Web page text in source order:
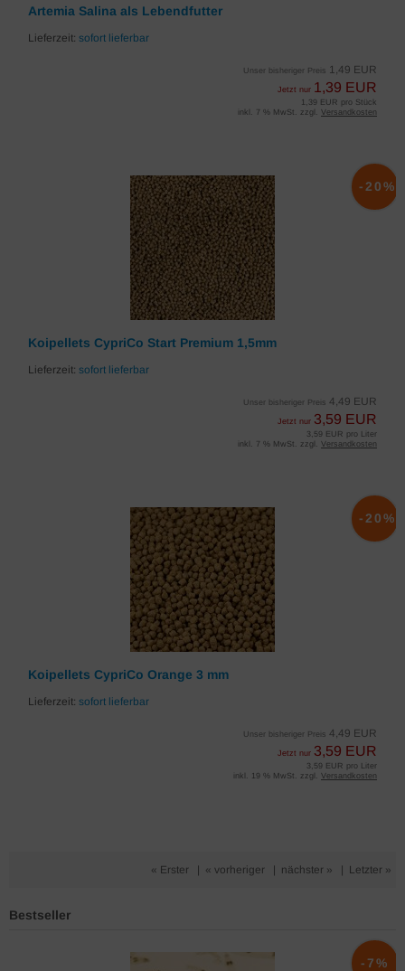
Artemia Salina als Lebendfutter
Lieferzeit: sofort lieferbar
Unser bisheriger Preis 1,49 EUR
Jetzt nur 1,39 EUR
1,39 EUR pro Stück
inkl. 7 % MwSt. zzgl. Versandkosten
Koipellets CypriCo Start Premium 1,5mm
Lieferzeit: sofort lieferbar
Unser bisheriger Preis 4,49 EUR
Jetzt nur 3,59 EUR
-20%
3,59 EUR pro Liter
inkl. 7 % MwSt. zzgl. Versandkosten
Koipellets CypriCo Orange 3 mm
Lieferzeit: sofort lieferbar
Unser bisheriger Preis 4,49 EUR
Jetzt nur 3,59 EUR
-20%
3,59 EUR pro Liter
inkl. 19 % MwSt. zzgl. Versandkosten
« Erster « vorheriger nächster » Letzter »
Bestseller
-7%